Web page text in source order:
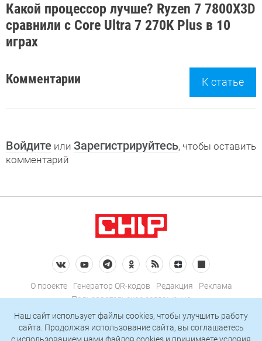
Какой процессор лучше? Ryzen 7 7800X3D
сравнили с Core Ultra 7 270K Plus в 10
играх
Комментарии К статье
Войдите или Зарегистрируйтесь, чтобы оставить
комментарий
О проекте Генератор QR-кодов Редакция
Реклама
Пользовательское соглашение
Политика конфиденциальности
Подписаться на рассылку
Наш сайт использует файлы cookies, чтобы улучшить работу
сайта. Продолжая использование сайта, вы соглашаетесь